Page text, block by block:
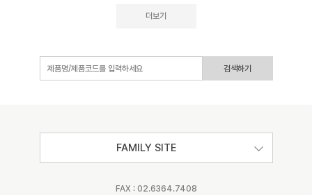
더보기
검색하기
FAMILY SITE
FAX : 02.6364.7408